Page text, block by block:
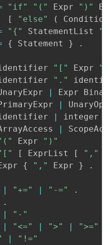
"if" "(" Expr ")"
[
"else" (
"{" StatementList
{ Statement } .
"[" Expr
"."
|
Expr
|
| integer
|
Expr
")"
[ ExprList [ ","
{ "," Expr } .
| "+=" | "-="
.
.
|
"-"
| "<=" | ">" |
">="
|
"!="